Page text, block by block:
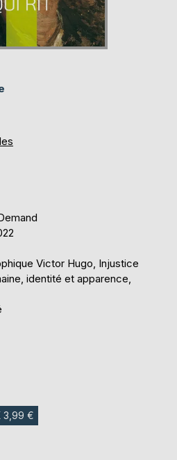
Victor Hugo, Injustice
identité et apparence,
3,99 €